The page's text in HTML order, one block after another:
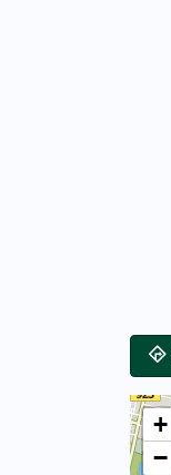
+
−